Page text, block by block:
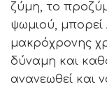
ζύμη, το
ψωμιού, μπορεί
μακρόχρονης
δύναμη και
ανανεωθεί και